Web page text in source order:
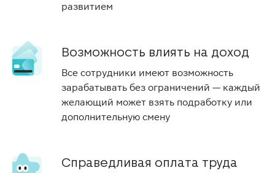
развитием
Возможность влиять на доход
Все сотрудники имеют возможность
зарабатывать без ограничений — каждый
желающий может взять подработку или
дополнительную смену
Справедливая оплата труда